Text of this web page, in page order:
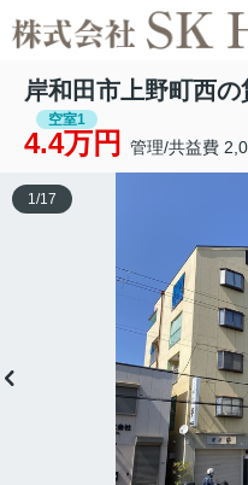
岸和田市上野町西
空室1
4.4万円 管理/共益費
1/17